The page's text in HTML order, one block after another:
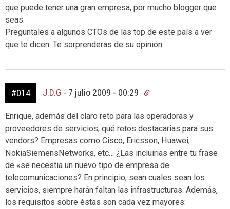
que puede tener una gran empresa, por mucho blogger que
seas.
Preguntales a algunos CTOs de las top de este país a ver
que te dicen. Te sorprenderas de su opinión.
#014 J.D.G - 7 julio 2009 - 00:29
Enrique, además del claro reto para las operadoras y
proveedores de servicios, qué retos destacarias para sus
vendors? Empresas como Cisco, Ericsson, Huawei,
NokiaSiemensNetworks, etc… ¿Las incluirias entre tu frase
de «se necestia un nuevo tipo de empresa de
telecomunicaciones? En principio, sean cuales sean los
servicios, siempre harán faltan las infrastructuras. Además,
los requisitos sobre éstas son cada vez mayores: